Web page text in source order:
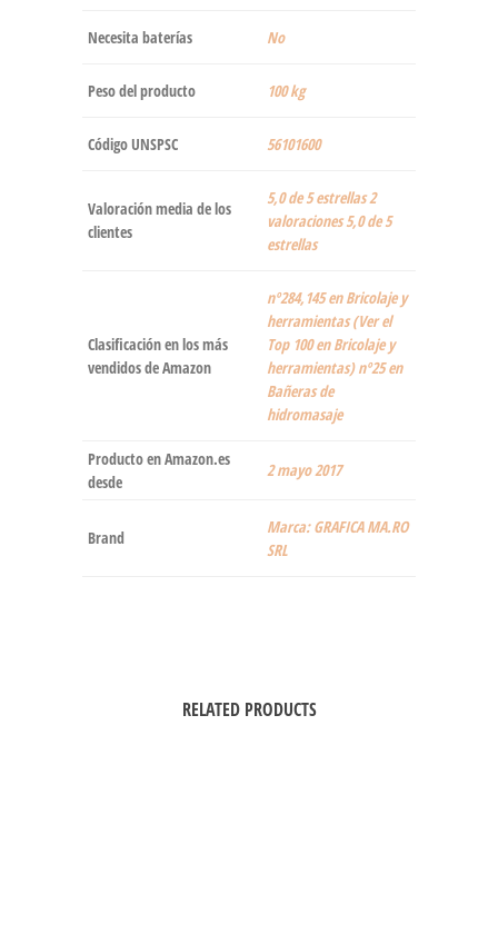
Necesita baterías ‎No
Peso del producto ‎100 kg
Código UNSPSC 56101600
Valoración media de los
clientes
5,0 de 5 estrellas 2
valoraciones 5,0 de 5
estrellas
Clasificación en los más
vendidos de Amazon
nº284,145 en Bricolaje y
herramientas (Ver el
Top 100 en Bricolaje y
herramientas) nº25 en
Bañeras de
hidromasaje
Producto en Amazon.es
desde
2 mayo 2017
Brand
Marca: GRAFICA MA.RO
SRL
RELATED PRODUCTS